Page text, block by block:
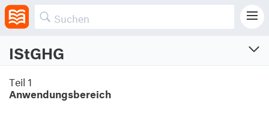
IStGHG
Gesetz über die Zusammenarbeit mit dem Internationalen Strafgerichtshof
Teil 1
Anwendungsbereich